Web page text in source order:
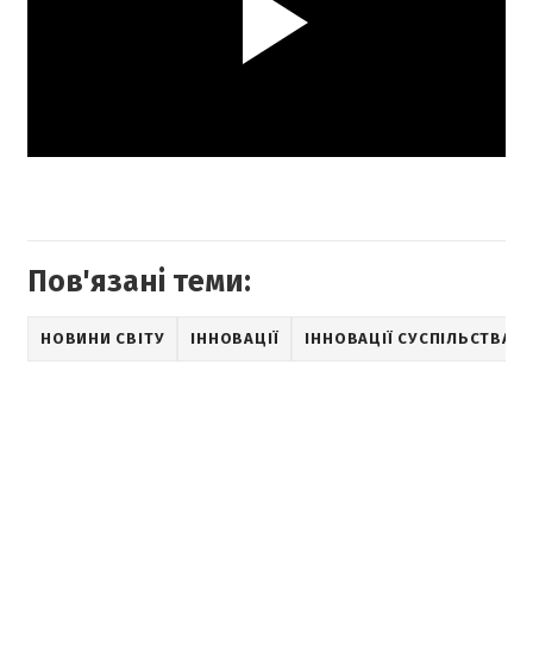
Пов'язані теми:
НОВИНИ СВІТУ ІННОВАЦІЇ ІННОВАЦІЇ СУСПІЛЬСТВА